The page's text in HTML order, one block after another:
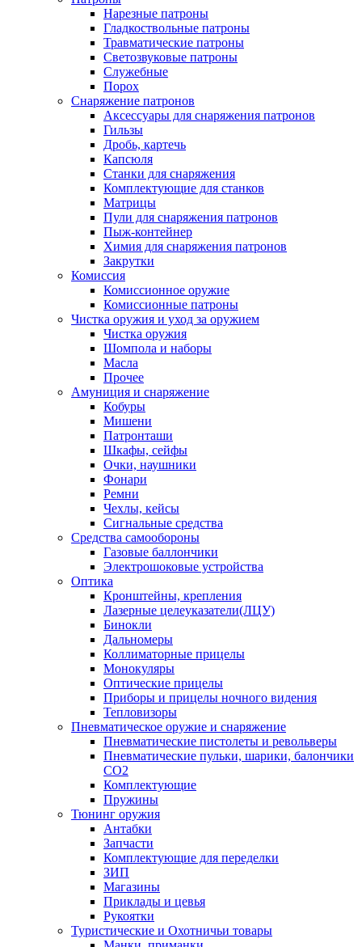
Нарезные патроны
Гладкоствольные патроны
Травматические патроны
Светозвуковые патроны
Служебные
Порох
Снаряжение патронов
Аксессуары для снаряжения патронов
Гильзы
Дробь, картечь
Капсюля
Станки для снаряжения
Комплектующие для станков
Матрицы
Пули для снаряжения патронов
Пыж-контейнер
Химия для снаряжения патронов
Закрутки
Комиссия
Комиссионное оружие
Комиссионные патроны
Чистка оружия и уход за оружием
Чистка оружия
Шомпола и наборы
Масла
Прочее
Амуниция и снаряжение
Кобуры
Мишени
Патронташи
Шкафы, сейфы
Очки, наушники
Фонари
Ремни
Чехлы, кейсы
Сигнальные средства
Средства самообороны
Газовые баллончики
Электрошоковые устройства
Оптика
Кронштейны, крепления
Лазерные целеуказатели(ЛЦУ)
Бинокли
Дальномеры
Коллиматорные прицелы
Монокуляры
Оптические прицелы
Приборы и прицелы ночного видения
Тепловизоры
Пневматическое оружие и снаряжение
Пневматические пистолеты и револьверы
Пневматические пульки, шарики, балончики
CO2
Комплектующие
Пружины
Тюнинг оружия
Антабки
Запчасти
Комплектующие для переделки
ЗИП
Магазины
Приклады и цевья
Рукоятки
Туристические и Охотничьи товары